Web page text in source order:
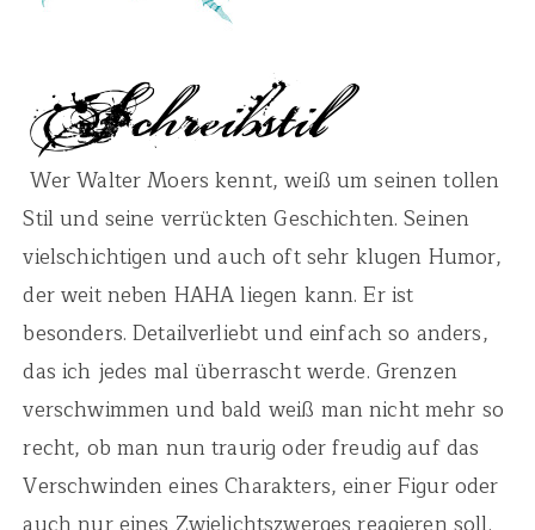
Wer Walter Moers kennt, weiß um seinen tollen
Stil und seine verrückten Geschichten. Seinen
vielschichtigen und auch oft sehr klugen Humor,
der weit neben HAHA liegen kann. Er ist
besonders. Detailverliebt und einfach so anders,
das ich jedes mal überrascht werde. Grenzen
verschwimmen und bald weiß man nicht mehr so
recht, ob man nun traurig oder freudig auf das
Verschwinden eines Charakters, einer Figur oder